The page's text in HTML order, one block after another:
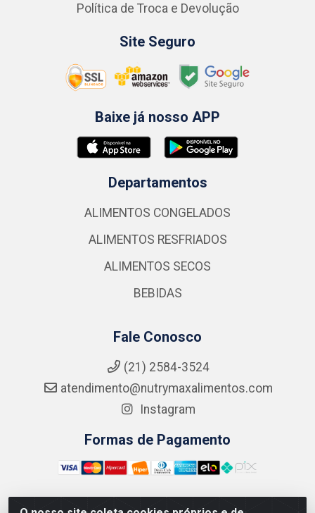
Política de Troca e Devolução
Site Seguro
Baixe já nosso APP
Departamentos
ALIMENTOS CONGELADOS
ALIMENTOS RESFRIADOS
ALIMENTOS SECOS
BEBIDAS
Fale Conosco
(21) 2584-3524
atendimento@nutrymaxalimentos.com
Instagram
Formas de Pagamento